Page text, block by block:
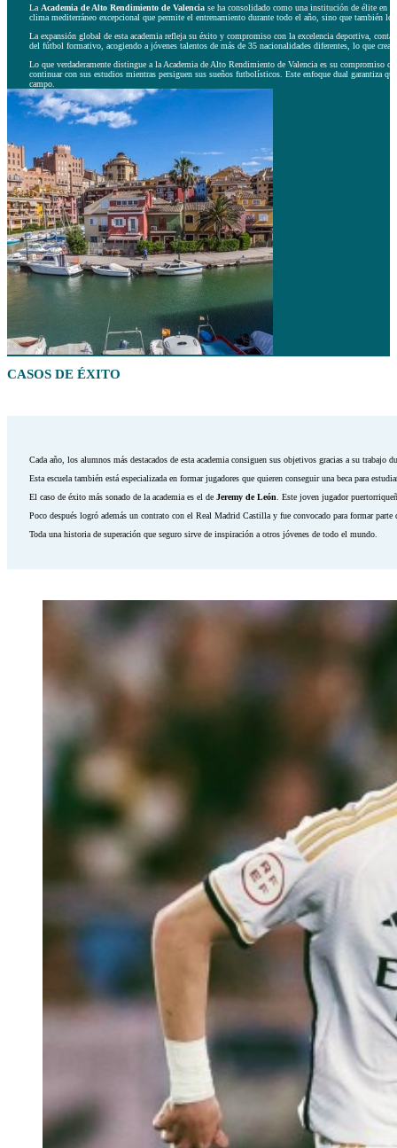
La Academia de Alto Rendimiento de Valenciase ha consolidado como una institución de élite en la
clima mediterráneo excepcional que permite el entrenamiento durante todo el año, sino que también
La expansión global de esta academia refleja su éxito y compromiso con la excelencia deportiva,
del fútbol formativo, acogiendo a jóvenes talentos de más de 35 nacionalidades diferentes, lo que
Lo que verdaderamente distingue a la Academia de Alto Rendimiento de Valencia es su compromiso
continuar con sus estudios mientras persiguen sus sueños futbolísticos. Este enfoque dual garantiza
campo.
CASOS DE ÉXITO
Cada año, los alumnos más destacados de esta academia consiguen sus objetivos gracias a su
Esta escuela también está especializada en formar jugadores que quieren conseguir una beca para
El caso de éxito más sonado de la academia es el de Jeremy de León . Este joven jugador
Poco después logró además un contrato con el Real Madrid Castilla y fue convocado para formar
Toda una historia de superación que seguro sirve de inspiración a otros jóvenes de todo el mundo.